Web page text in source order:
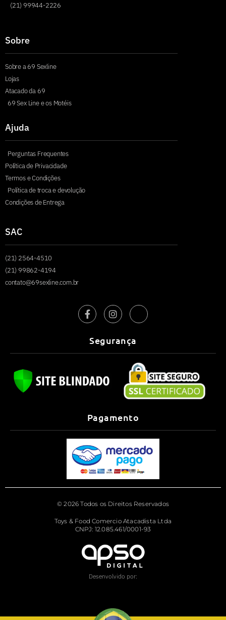
(21) 99944-2226
Sobre
Sobre a 69 Sexline
Lojas
Atacado da 69
69 Sex Line e os Motéis
Ajuda
Perguntas Frequentes
Política de Privacidade
Termos e Condições
Política de troca e devolução
Condições de Entrega
SAC
(21) 2564-4510
(21) 99862-4194
contato@69sexline.com.br
Segurança
Pagamento
© 2026 Todos os Direitos Reservados
Toys & Food Comercio Atacadista Ltda
CNPJ: 12.085.461/0001-93
Desenvolvido por: